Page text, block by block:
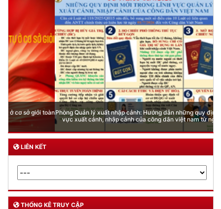
Phòng Quản lý xuất nhập cảnh: Hướng dẫn những quy định mới trong lĩnh
vực xuất cảnh, nhập cảnh của công dân việt nam từ ngày 01/7/2026
LIÊN KẾT
THỐNG KÊ TRUY CẬP